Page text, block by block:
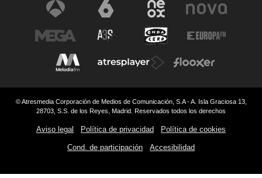
© Atresmedia Corporación de Medios de Comunicación, S.A - A. Isla Graciosa 13,
28703, S.S. de los Reyes, Madrid. Reservados todos los derechos
Aviso legal Política de privacidad Política de cookies
Cond. de participación Accesibilidad